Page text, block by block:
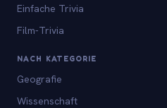
Einfache Trivia
Film-Trivia
NACH KATEGORIE
Geografie
Wissenschaft